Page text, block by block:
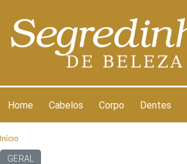
Home Cabelos Corpo Dentes
Início
GERAL